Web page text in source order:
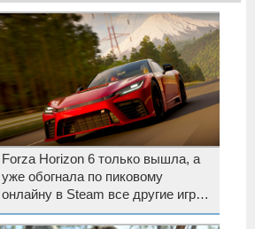
Forza Horizon 6 только вышла, а
уже обогнала по пиковому
онлайну в Steam все другие игры
Xbox